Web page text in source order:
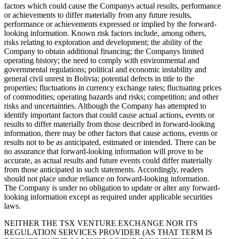
factors which could cause the Companys actual results, performance
or achievements to differ materially from any future results,
performance or achievements expressed or implied by the forward-
looking information. Known risk factors include, among others,
risks relating to exploration and development; the ability of the
Company to obtain additional financing; the Companys limited
operating history; the need to comply with environmental and
governmental regulations; political and economic instability and
general civil unrest in Bolivia; potential defects in title to the
properties; fluctuations in currency exchange rates; fluctuating prices
of commodities; operating hazards and risks; competition; and other
risks and uncertainties. Although the Company has attempted to
identify important factors that could cause actual actions, events or
results to differ materially from those described in forward-looking
information, there may be other factors that cause actions, events or
results not to be as anticipated, estimated or intended. There can be
no assurance that forward-looking information will prove to be
accurate, as actual results and future events could differ materially
from those anticipated in such statements. Accordingly, readers
should not place undue reliance on forward-looking information.
The Company is under no obligation to update or alter any forward-
looking information except as required under applicable securities
laws.
NEITHER THE TSX VENTURE EXCHANGE NOR ITS
REGULATION SERVICES PROVIDER (AS THAT TERM IS